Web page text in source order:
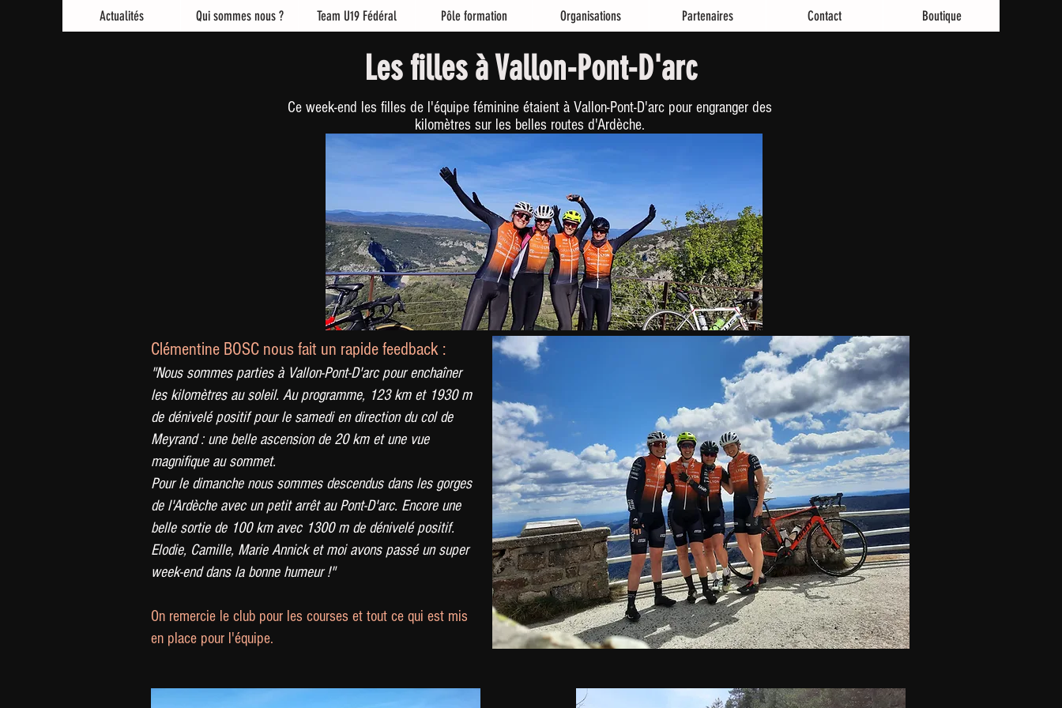
Actualités Qui sommes nous ? Team U19 Fédéral Pôle formation Organisations Partenaires Contact Boutique
Les filles à Vallon-Pont-D'arc
Ce week-end les filles de l'équipe féminine étaient à Vallon-Pont-D'arc pour engranger des
kilomètres sur les belles routes d'Ardèche.
Clémentine BOSC nous fait un rapide feedback :
"Nous sommes parties à Vallon-Pont-D'arc pour enchaîner
les kilomètres au soleil. Au programme, 123 km et 1930 m
de dénivelé positif pour le samedi en direction du col de
Meyrand : une belle ascension de 20 km et une vue
magnifique au sommet.
Pour le dimanche nous sommes descendus dans les gorges
de l'Ardèche avec un petit arrêt au Pont-D'arc. Encore une
belle sortie de 100 km avec 1300 m de dénivelé positif.
Elodie, Camille, Marie Annick et moi avons passé un super
week-end dans la bonne humeur !"
On remercie le club pour les courses et tout ce qui est mis
en place pour l'équipe.